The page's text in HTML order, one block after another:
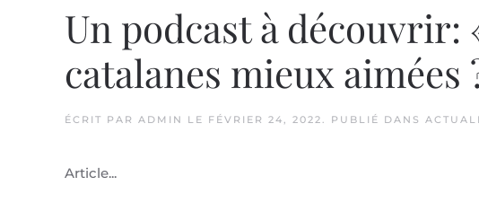
Un podcast à découvrir:
catalanes mieux aimées
ÉCRIT PAR ADMIN LE FÉVRIER 24, 2022. PUBLIÉ DANS
Article...